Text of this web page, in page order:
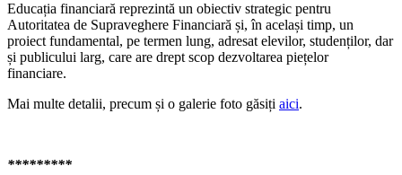
Educația financiară reprezintă un obiectiv strategic pentru
Autoritatea de Supraveghere Financiară și, în același timp, un
proiect fundamental, pe termen lung, adresat elevilor, studenților, dar
și publicului larg, care are drept scop dezvoltarea piețelor
financiare.
Mai multe detalii, precum și o galerie foto găsiți aici.
*********